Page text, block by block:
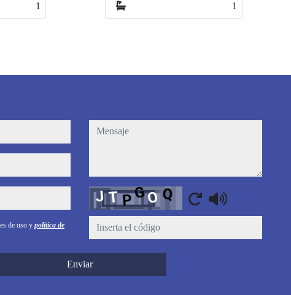
1 2
de uso y política de
mensaje
Captcha
Enviar